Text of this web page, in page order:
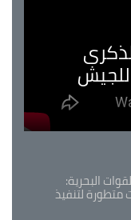
البحرية:
لتنفيذ